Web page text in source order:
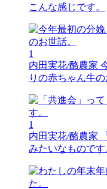
こんな感じです。
1
内田実花/酪農家
りの赤ちゃん牛
1
内田実花/酪農家
みたいなものです